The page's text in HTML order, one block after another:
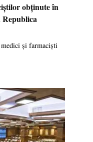
obținute în
și farmaciști